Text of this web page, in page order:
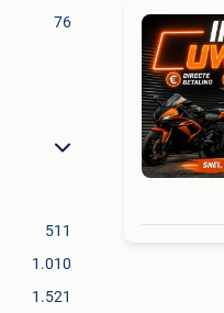
76
511
1.010
1.521